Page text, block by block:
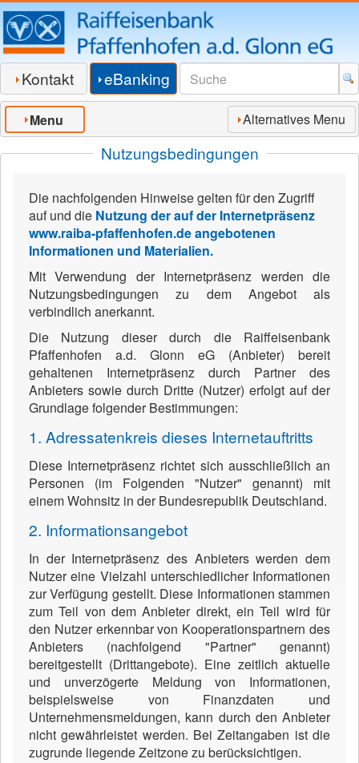
Kontakt eBanking
Menu Alternatives Menu
Nutzungsbedingungen
Die nachfolgenden Hinweise gelten für den Zugriff
auf und die Nutzung der auf der Internetpräsenz
www.raiba-pfaffenhofen.deangebotenen
Informationen und Materialien.
Mit Verwendung der Internetpräsenz werden die
Nutzungsbedingungen zu dem Angebot als
verbindlich anerkannt.
Die Nutzung dieser durch die Raiffeisenbank
Pfaffenhofen a.d. Glonn eG (Anbieter) bereit
gehaltenen Internetpräsenz durch Partner des
Anbieters sowie durch Dritte (Nutzer) erfolgt auf der
Grundlage folgender Bestimmungen:
1. Adressatenkreis dieses Internetauftritts
Diese Internetpräsenz richtet sich ausschließlich an
Personen (im Folgenden "Nutzer" genannt) mit
einem Wohnsitz in der Bundesrepublik Deutschland.
2. Informationsangebot
In der Internetpräsenz des Anbieters werden dem
Nutzer eine Vielzahl unterschiedlicher Informationen
zur Verfügung gestellt. Diese Informationen stammen
zum Teil von dem Anbieter direkt, ein Teil wird für
den Nutzer erkennbar von Kooperationspartnern des
Anbieters (nachfolgend "Partner" genannt)
bereitgestellt (Drittangebote). Eine zeitlich aktuelle
und unverzögerte Meldung von Informationen,
beispielsweise von Finanzdaten und
Unternehmensmeldungen, kann durch den Anbieter
nicht gewährleistet werden. Bei Zeitangaben ist die
zugrunde liegende Zeitzone zu berücksichtigen.